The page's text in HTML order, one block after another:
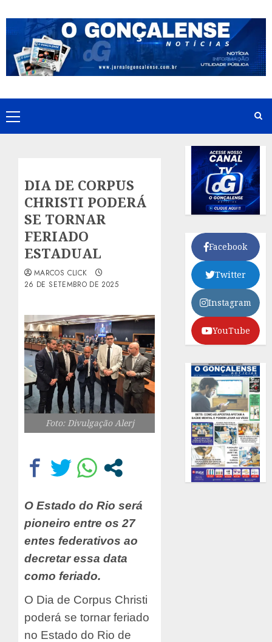
to
content
Primary
Menu
DIA DE CORPUS
CHRISTI PODERÁ
SE TORNAR
FERIADO
ESTADUAL
MARCOS CLICK
26 DE SETEMBRO DE 2025
Foto: Divulgação Alerj
O Estado do Rio será
pioneiro entre os 27
entes federativos ao
decretar essa data
como feriado.
O Dia de Corpus Christi
poderá se tornar feriado
no Estado do Rio de
Facebook
Twitter
Instagram
YouTube